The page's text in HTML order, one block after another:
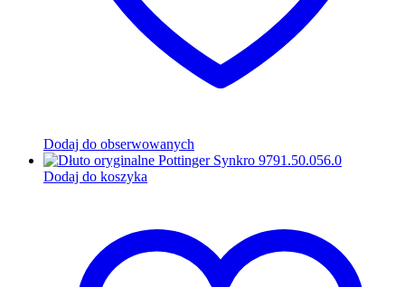
Dodaj do obserwowanych
Dodaj do koszyka